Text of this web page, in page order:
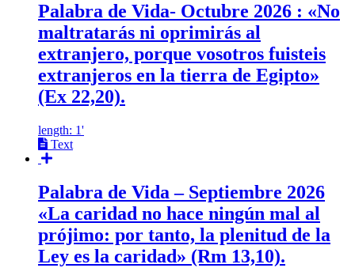
Palabra de Vida- Octubre 2026 : «No
maltratarás ni oprimirás al
extranjero, porque vosotros fuisteis
extranjeros en la tierra de Egipto»
(Ex 22,20).
length: 1'
Text
Palabra de Vida – Septiembre 2026
«La caridad no hace ningún mal al
prójimo: por tanto, la plenitud de la
Ley es la caridad» (Rm 13,10).